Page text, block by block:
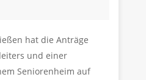
hat die Anträge
und einer
Seniorenheim auf